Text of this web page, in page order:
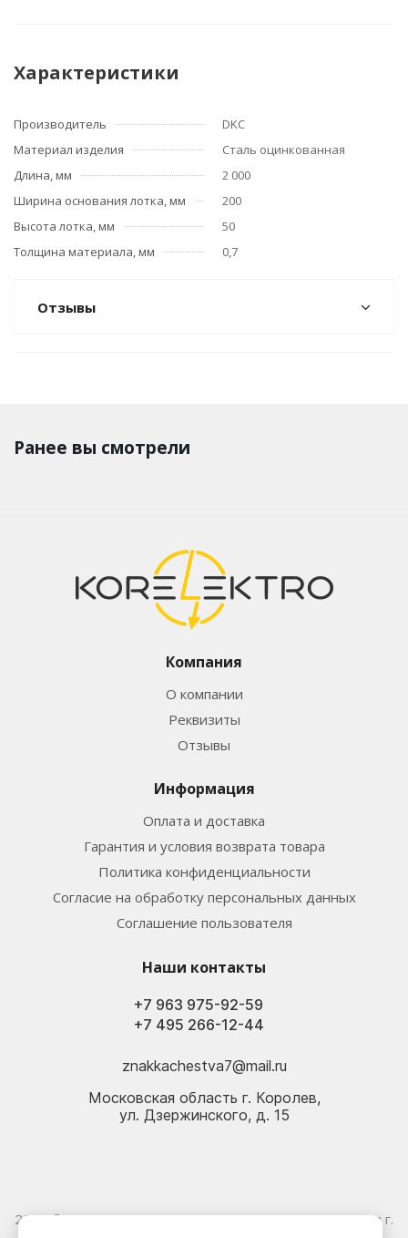
Характеристики
Производитель
DKC
Материал изделия
Сталь оцинкованная
Длина, мм
2 000
Ширина основания лотка, мм
200
Высота лотка, мм
50
Толщина материала, мм
0,7
Отзывы
Ранее вы смотрели
Компания
О компании
Реквизиты
Отзывы
Информация
Оплата и доставка
Гарантия и условия возврата товара
Политика конфиденциальности
Согласие на обработку персональных данных
Соглашение пользователя
Наши контакты
+7 495 266-12-44
+7 963 975-92-59
znakkachestva7@mail.ru
Московская область г. Королев,
ул. Дзержинского, д. 15
2026 © Электрика оптом и в розницу - Магазин-склад в г.